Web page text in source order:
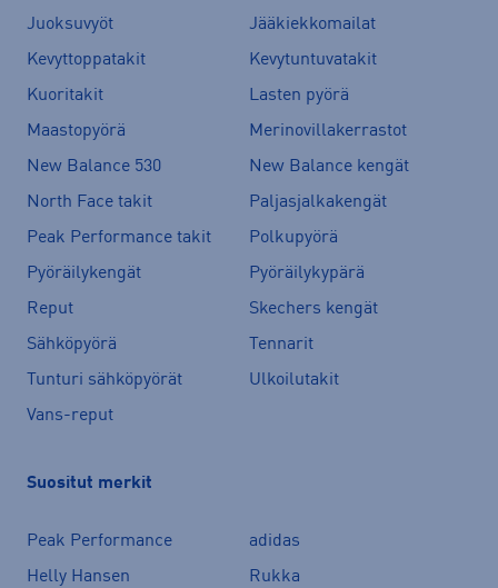
Juoksuvyöt
Jääkiekkomailat
Kevyttoppatakit
Kevytuntuvatakit
Kuoritakit
Lasten pyörä
Maastopyörä
Merinovillakerrastot
New Balance 530
New Balance kengät
North Face takit
Paljasjalkakengät
Peak Performance takit
Polkupyörä
Pyöräilykengät
Pyöräilykypärä
Reput
Skechers kengät
Sähköpyörä
Tennarit
Tunturi sähköpyörät
Ulkoilutakit
Vans-reput
Suositut merkit
Peak Performance
adidas
Helly Hansen
Rukka